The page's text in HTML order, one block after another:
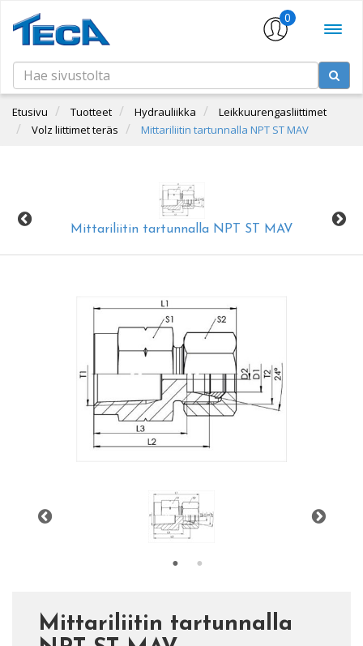
0
Etusivu Tuotteet Hydrauliikka
Leikkuurengasliittimet
Volz liittimet teräs
Mittariliitin tartunnalla NPT ST MAV
Mittariliitin tartunnalla NPT ST MAV
Mittariliitin tartunnalla